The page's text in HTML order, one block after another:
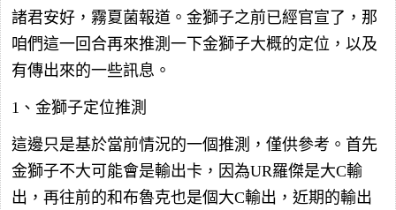
諸君安好，霧夏菌報道。金獅子之前已經官宣了，那
咱們這一回合再來推測一下金獅子大概的定位，以及
有傳出來的一些訊息。
1、金獅子定位推測
這邊只是基於當前情況的一個推測，僅供參考。首先
金獅子不大可能會是輸出卡，因為UR羅傑是大C輸
出，再往前的和布魯克也是個大C輸出，近期的輸出